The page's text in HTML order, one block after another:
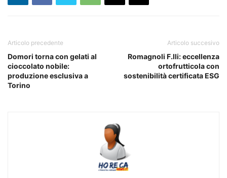
Articolo precedente
Domori torna con gelati al
cioccolato nobile:
produzione esclusiva a
Torino
Articolo succesivo
Romagnoli F.lli: eccellenza
ortofrutticola con
sostenibilità certificata ESG